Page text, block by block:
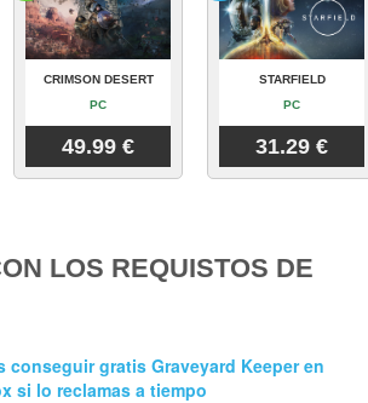
CRIMSON DESERT
PC
49.99 €
STARFIELD
PC
31.29 €
LOS REQUISTOS DE
conseguir gratis Graveyard Keeper en
si lo reclamas a tiempo